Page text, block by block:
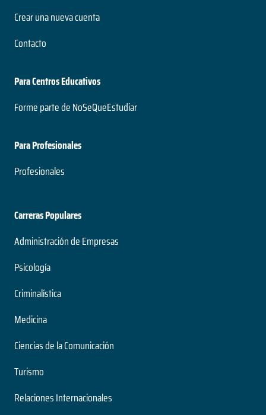
Crear una nueva cuenta
Contacto
Para Centros Educativos
Forme parte de NoSeQueEstudiar
Para Profesionales
Profesionales
Carreras Populares
Administración de Empresas
Psicología
Criminalística
Medicina
Ciencias de la Comunicación
Turismo
Relaciones Internacionales